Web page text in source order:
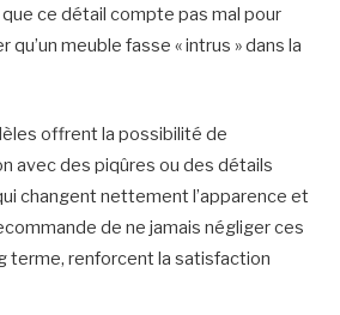
que ce détail compte pas mal pour
meuble fasse « intrus » dans la
offrent la possibilité de
avec des piqûres ou des détails
changent nettement l’apparence et
de ne jamais négliger ces
terme, renforcent la satisfaction